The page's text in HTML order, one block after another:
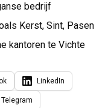
bedrijf
Kerst, Sint, Pasen
kantoren te Vichte
LinkedIn
Telegram